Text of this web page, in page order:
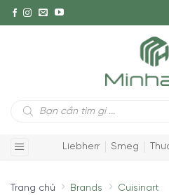
Tìm
kiếm
Liebherr Smeg
Trang chủ Brands Cuisinart